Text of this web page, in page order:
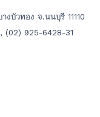
บัวทอง จ.นนบุรี 11110
(02) 925-6428-31